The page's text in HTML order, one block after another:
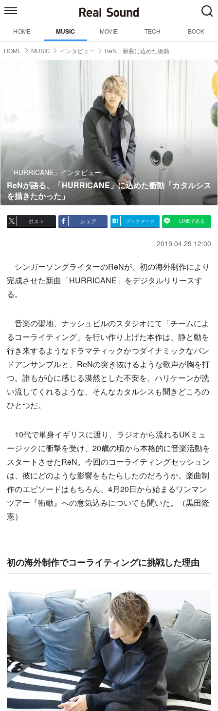
HOME MUSIC MOVIE TECH BOOK
HOME MUSIC インタビュー ReN、新曲に込めた衝動
「HURRICANE」インタビュー
ReNが語る、「HURRICANE」に込めた衝動「カタルシス
を描きたかった」
ポスト シェア ブックマーク LINEで送る
2019.04.29 12:00
シンガーソングライターのReNが、初の海外制作により
完成させた新曲「HURRICANE」をデジタルリリースす
る。
音楽の聖地、ナッシュビルのスタジオにて「チームによ
るコーライティング」を行い作り上げた本作は、静と動を
行き来するようなドラマティックかつダイナミックなバン
ドアンサンブルと、ReNの突き抜けるような歌声が胸を打
つ。誰もが心に感じる漠然とした不安を、ハリケーンが洗
い流してくれるような、そんなカタルシスも聞きどころの
ひとつだ。
10代で単身イギリスに渡り、ラジオから流れるUKミュ
ージックに衝撃を受け、20歳の頃から本格的に音楽活動を
スタートさせたReN。今回のコーライティングセッション
は、彼にどのような影響をもたらしたのだろうか。楽曲制
作のエピソードはもちろん、4月20日から始まるワンマン
ツアー『衝動』への意気込みについても聞いた。（黒田隆
憲）
初の海外制作でコーライティングに挑戦した理由